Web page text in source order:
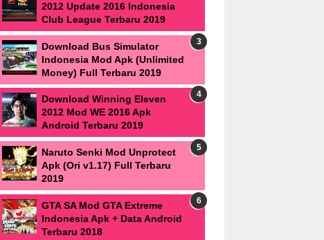
2012 Update 2016 Indonesia
Club League Terbaru 2019
Download Bus Simulator
Indonesia Mod Apk (Unlimited
Money) Full Terbaru 2019
Download Winning Eleven
2012 Mod WE 2016 Apk
Android Terbaru 2019
Naruto Senki Mod Unprotect
Apk (Ori v1.17) Full Terbaru
2019
GTA SA Mod GTA Extreme
Indonesia Apk + Data Android
Terbaru 2018